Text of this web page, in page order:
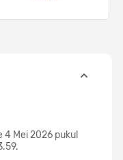
4 Mei 2026 pukul